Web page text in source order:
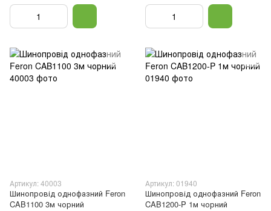
Артикул: 40003
Шинопровід однофазний Feron
CAB1100 3м чорний
Артикул: 01940
Шинопровід однофазний Feron
CAB1200-P 1м чорний